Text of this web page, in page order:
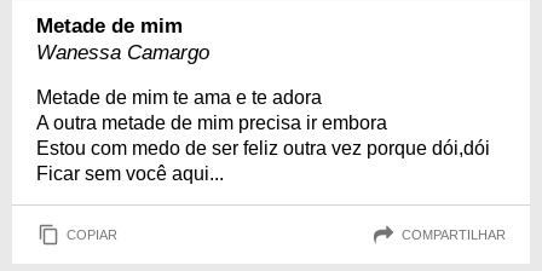
Metade de mim
Wanessa Camargo
Metade de mim te ama e te adora
A outra metade de mim precisa ir embora
Estou com medo de ser feliz outra vez porque dói,dói
Ficar sem você aqui...
COPIAR COMPARTILHAR